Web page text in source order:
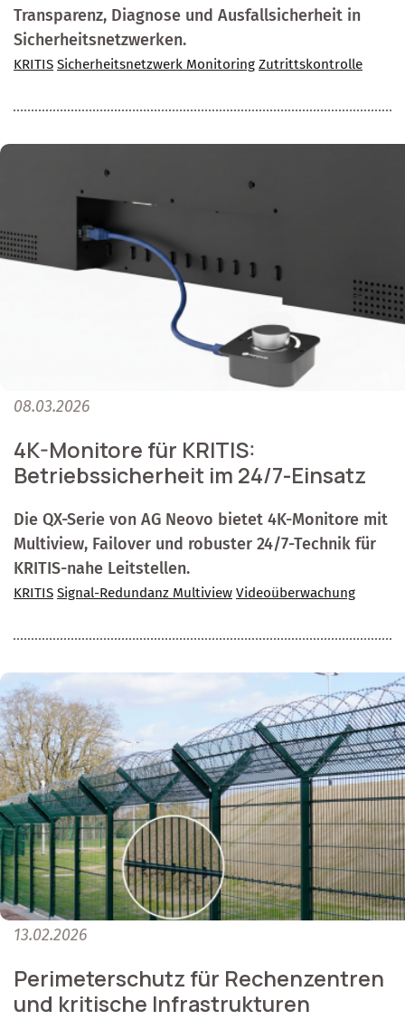
Transparenz, Diagnose und Ausfallsicherheit in
Sicherheitsnetzwerken.
KRITIS Sicherheitsnetzwerk Monitoring Zutrittskontrolle
08.03.2026
4K-Monitore für KRITIS:
Betriebssicherheit im 24/7-Einsatz
Die QX-Serie von AG Neovo bietet 4K-Monitore mit
Multiview, Failover und robuster 24/7-Technik für
KRITIS-nahe Leitstellen.
KRITIS Signal-Redundanz Multiview Videoüberwachung
13.02.2026
Perimeterschutz für Rechenzentren
und kritische Infrastrukturen